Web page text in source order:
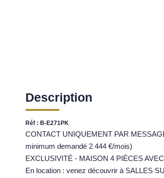
Description
Réf : B-E271PK
CONTACT UNIQUEMENT PAR
minimum demandé 2 444 €/mois)
EXCLUSIVITÉ - MAISON 4 PIÈCES
En location : venez découvrir à SALLES